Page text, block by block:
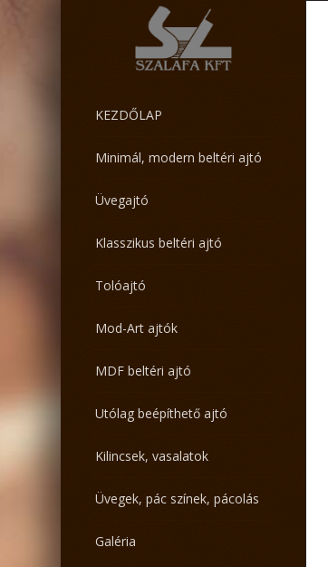
KEZDŐLAP
Minimál, modern beltéri ajtó
Üvegajtó
Klasszikus beltéri ajtó
Tolóajtó
Mod-Art ajtók
MDF beltéri ajtó
Utólag beépíthető ajtó
Kilincsek, vasalatok
Üvegek, pác színek, pácolás
Galéria